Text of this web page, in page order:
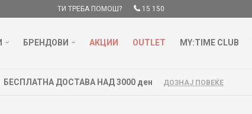
ТИ ТРЕБА ПОМОШ? 15 150
БРЕНДОВИ АКЦИИ OUTLET MY:TIME CLUB
БЕСПЛАТНА ДОСТАВА НАД 3000 ден ДОЗНАЈ ПОВЕЌЕ